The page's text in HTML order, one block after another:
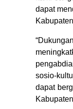
dapat
sosio-
dapat